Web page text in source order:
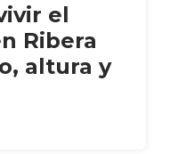
el
Ribera
altura y